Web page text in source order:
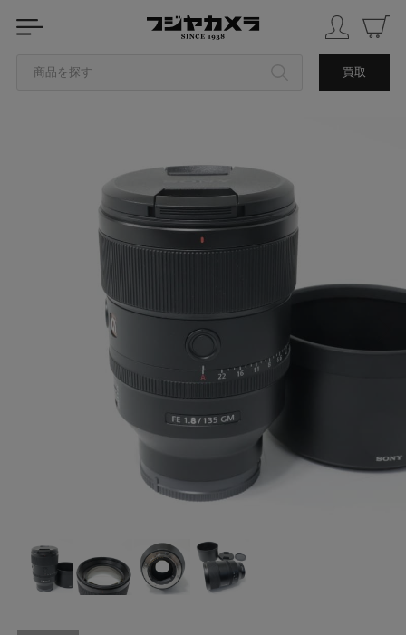
商品を探す 買取
ブランドから探す
中古品を探す